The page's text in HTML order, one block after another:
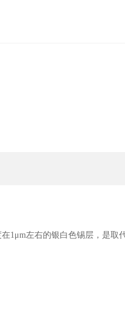
1μm左右的银白色锡层，是